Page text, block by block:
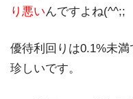
り悪いんですよね(^^;;
優待利回りは0.1%未
珍しいです。